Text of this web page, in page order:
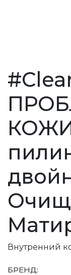
Внутренний
БРЕНД: